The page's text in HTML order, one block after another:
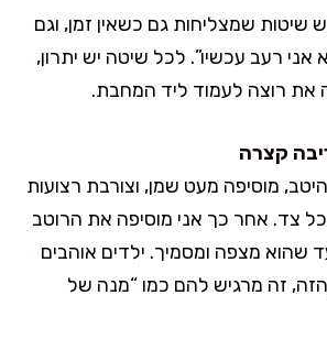
שיטות שמצליחות גם כשאין זמן, וגם
רעב עכשיו”. לכל שיטה יש יתרון,
את רוצה לעמוד ליד המחבת.
מוסיפה מעט שמן, וצורבת רצועות
דקות מכל צד. אחר כך אני מוסיפה את הרוטב
שהוא מצפה ומסמיך. ילדים אוהבים
זה מרגיש להם כמו “מנה של